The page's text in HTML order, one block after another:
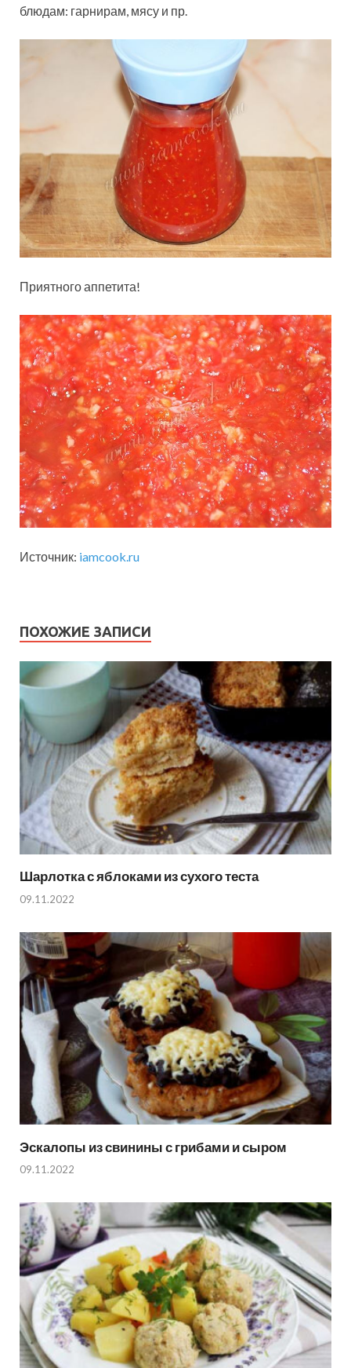
блюдам: гарнирам, мясу и пр.
Приятного аппетита!
Источник: iamcook.ru
ПОХОЖИЕ ЗАПИСИ
Шарлотка с яблоками из сухого теста
09.11.2022
Эскалопы из свинины с грибами и сыром
09.11.2022